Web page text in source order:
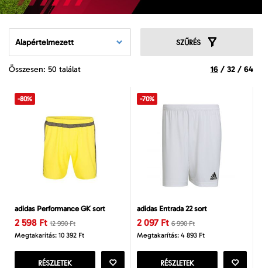
Alapértelmezett SZŰRÉS
Összesen: 50 találat 16 / 32 / 64
-80%
adidas Performance GK sort
2 598 Ft 12 990 Ft
Megtakarítás: 10 392 Ft
RÉSZLETEK
-70%
adidas Entrada 22 sort
2 097 Ft 6 990 Ft
Megtakarítás: 4 893 Ft
RÉSZLETEK